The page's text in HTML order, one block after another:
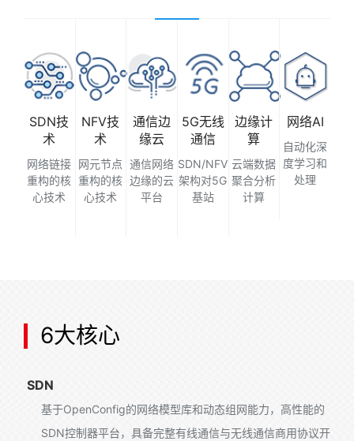
缘
云、
5G
无
信、
边
SDN技
术
网络链接
重构的核
心技术
NFV技
术
网元节点
重构的核
心技术
通信边
缘云
通信网络
边缘的云
平台
5G无线
通信
SDN/NFV
架构对5G
基站
边缘计
算
云端数据
聚合分析
计算
网络AI
自动化深
度学习和
处理
6大核心
SDN
基于OpenConfig的网络模型库和动态组网能力，高性能的
SDN控制器平台，具备完整有线通信与无线通信商用协议开